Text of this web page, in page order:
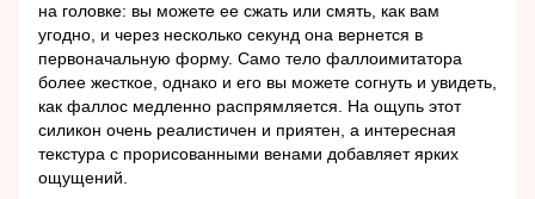
на головке: вы можете ее сжать или смять, как вам
угодно, и через несколько секунд она вернется в
первоначальную форму. Само тело фаллоимитатора
более жесткое, однако и его вы можете согнуть и увидеть,
как фаллос медленно распрямляется. На ощупь этот
силикон очень реалистичен и приятен, а интересная
текстура с прорисованными венами добавляет ярких
ощущений.